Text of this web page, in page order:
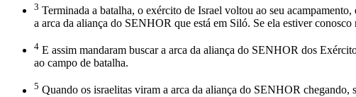
3 Terminada a batalha, o exército de Israel voltou ao seu
a arca da aliança do SENHOR que está em Siló. Se ela estiver
4 E assim mandaram buscar a arca da aliança do SENHOR dos
ao campo de batalha.
5 Quando os israelitas viram a arca da aliança do SENHOR